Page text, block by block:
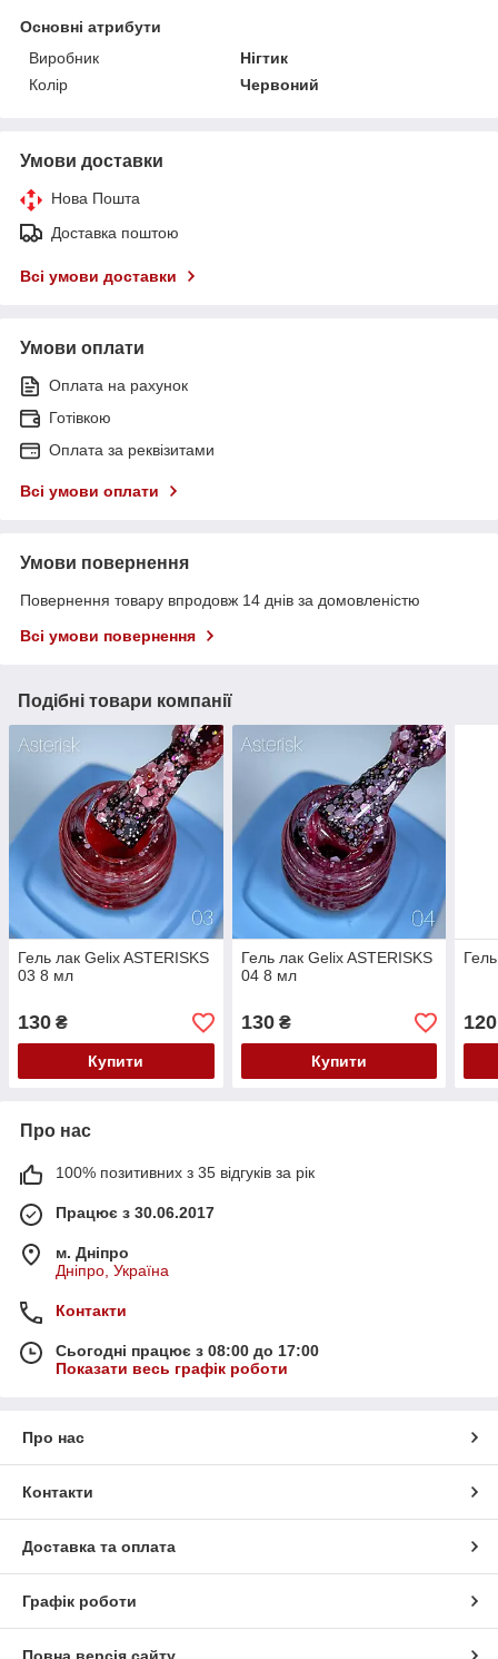
Основні атрибути
Виробник
Нігтик
Колір
Червоний
Умови доставки
Нова Пошта
Доставка поштою
Всі умови доставки
Умови оплати
Оплата на рахунок
Готівкою
Оплата за реквізитами
Всі умови оплати
Умови повернення
Повернення товару впродовж 14 днів за домовленістю
Всі умови повернення
Подібні товари компанії
Гель лак Gelix ASTERISKS
03 8 мл
130 ₴
Купити
Гель лак Gelix ASTERISKS
04 8 мл
130₴
Купити
120
Про нас
100% позитивних з 35 відгуків за рік
Працює з 30.06.2017
м. Дніпро
Дніпро, Україна
Контакти
Сьогодні працює з 08:00 до 17:00
Показати весь графік роботи
Про нас
Контакти
Доставка та оплата
Графік роботи